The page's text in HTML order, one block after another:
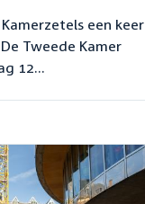
een keer
Tweede Kamer
12...